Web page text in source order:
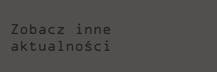
Zobacz inne
aktualności